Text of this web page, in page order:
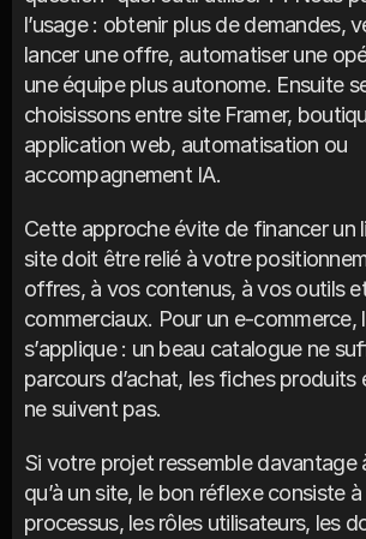
l’usage : obtenir plus de demandes,
lancer une offre, automatiser une
une équipe plus autonome. Ensuite
choisissons entre site Framer,
application web, automatisation ou
accompagnement IA.
Cette approche évite de financer un
site doit être relié à votre
offres, à vos contenus, à vos outils
commerciaux. Pour un e-commerce,
s’applique : un beau catalogue ne
parcours d’achat, les fiches
ne suivent pas.
Si votre projet ressemble davantage
qu’à un site, le bon réflexe consiste
processus, les rôles utilisateurs, les